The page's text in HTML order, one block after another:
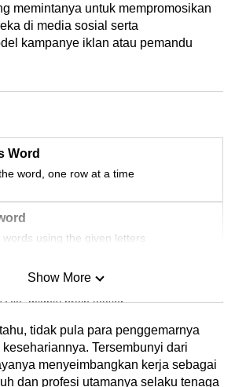
memintanya untuk mempromosikan
di media sosial serta
kampanye iklan atau pemandu
Word
word, one row at a time
words using the given letters
mighty brain teaser
big challenge
Show More
tidak pula para penggemarnya
Tersembunyi dari
menyeimbangkan kerja sebagai
dan profesi utamanya selaku tenaga